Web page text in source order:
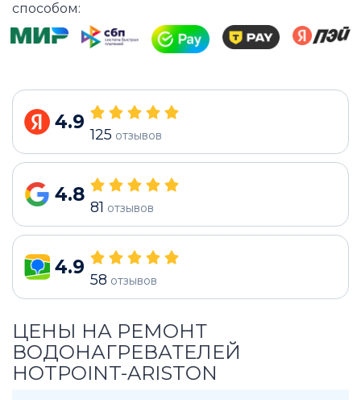
способом:
4.9
125 отзывов
4.8
81 отзывов
4.9
58 отзывов
ЦЕНЫ НА РЕМОНТ
ВОДОНАГРЕВАТЕЛЕЙ
HOTPOINT-ARISTON